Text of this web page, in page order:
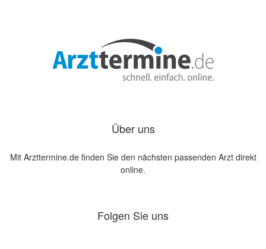
Über uns
Mit Arzttermine.de finden Sie den nächsten passenden Arzt direkt
online.
Folgen Sie uns